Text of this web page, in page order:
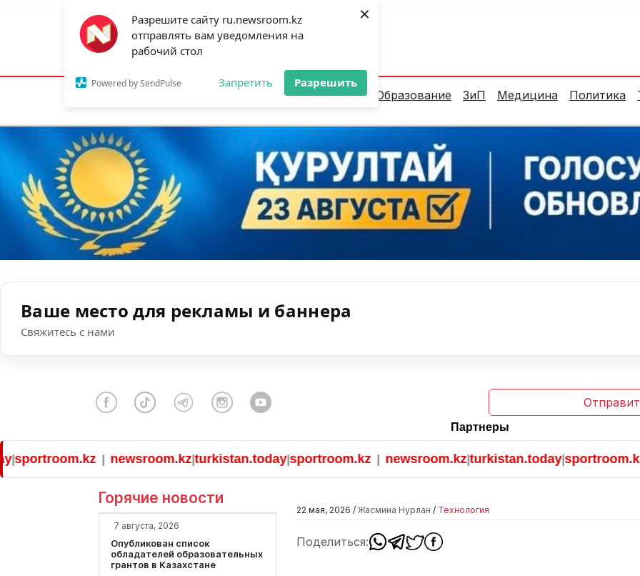
Разрешите сайту ru.newsroom.kz
отправлять вам уведомления на
рабочий стол
Powered by SendPulse Запретить Разрешить
×
Астана:25°C Алматы:31°C Шымкент:
Новости Аналитика Образование ЗиП Медицина Политика
Ваше место для рекламы и баннера
Свяжитесь с нами
Партнеры
|newsroom.kz|turkistan.today|sportroom.kz|newsroom.kz|turkistan.today|sportroom.kz
Горячие новости
7 августа, 2026
Опубликован список
обладателей образовательных
грантов в Казахстане
22 мая, 2026 / Жасмина Нурлан / Технология
Поделиться: